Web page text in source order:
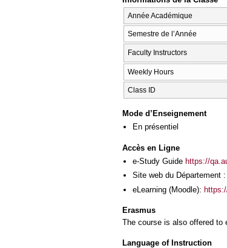
Année Académique
Semestre de l’Année
Faculty Instructors
Weekly Hours
Class ID
Mode d’Enseignement
En présentiel
Accès en Ligne
e-Study Guide https://
Site web du Département :
eLearning (Moodle):
Erasmus
The course is also offered to
Language of Instruction